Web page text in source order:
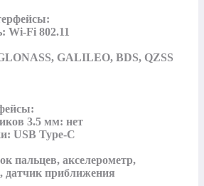
Wi-Fi 802.11
GALILEO, BDS, QZSS
3.5 мм: нет
USB Type-C
пальцев, акселерометр,
датчик приближения